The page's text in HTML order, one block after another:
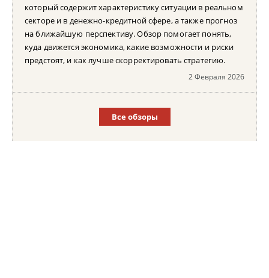
который содержит характеристику ситуации в реальном
секторе и в денежно-кредитной сфере, а также прогноз
на ближайшую перспективу. Обзор помогает понять,
куда движется экономика, какие возможности и риски
предстоят, и как лучше скорректировать стратегию.
2 Февраля 2026
Все обзоры